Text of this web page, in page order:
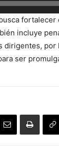
incluye
dirigentes,
ser